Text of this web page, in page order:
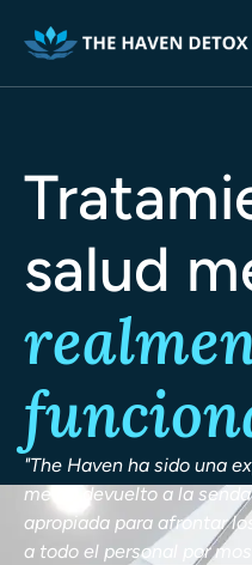
salud
"The Haven ha sido una
me ha devuelto a la
apropiada para afrontar
a todo el personal por